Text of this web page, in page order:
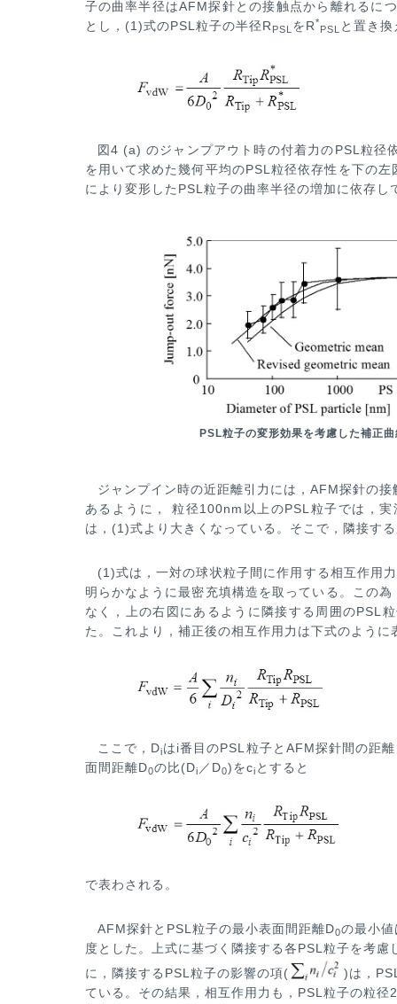
子の曲率半径はAFM探針との接触点から離れるに
とし，(1)式のPSL粒子の半径R PSLをR*
PSL と置き換
図4 (a) のジャンプアウト時の付着力のPSL粒径
を用いて求めた幾何平均のPSL粒径依存性を下の左
により変形したPSL粒子の曲率半径の増加に依存し
PSL粒子の変形効果を考慮した補正曲
ジャンプイン時の近距離引力には，AFM探針の
あるように， 粒径100nm以上のPSL粒子では，実
は，(1)式より大きくな っている。そこで，隣接す
(1)式は，一対の球状粒子間に作用する相互作用
明らかなように最密充填構造を取っている。この為
なく，上の右図にあるよ うに隣接する周囲のPSL
た。これより，補正後の相互作用力は下式のように
ここで，Diはi番目のPSL粒子とAFM探針間の距
面間距離D0の比(Di ／D0)をci とすると
で表わされる。
AFM探針とPSL粒子の最小表面間距離D0の最小
度とした。上式に基づく隣接する各PSL粒子を考慮
に，隣接するPSL粒子の影響の項(
)は，
ている。その結果，相互作用力も，PSL粒子の粒